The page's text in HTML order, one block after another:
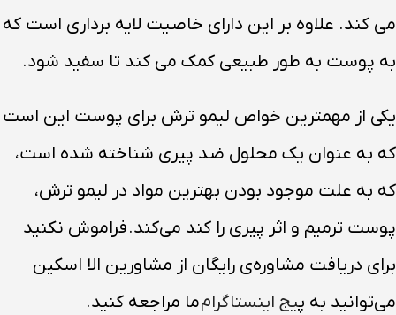
می کند. علاوه بر این دارای خاصیت لایه برداری است که
به پوست به طور طبیعی کمک می کند تا سفید شود.
یکی از مهمترین خواص لیمو ترش برای پوست این است
که به عنوان یک محلول ضد پیری شناخته شده است،
که به علت موجود بودن بهترین مواد در لیمو ترش،
پوست ترمیم و اثر پیری را کند می‌کند. فراموش نکنید
برای دریافت مشاوره‌ی رایگان از مشاورین الا اسکین
می‌توانید به پیج اینستاگرامما مراجعه کنید.